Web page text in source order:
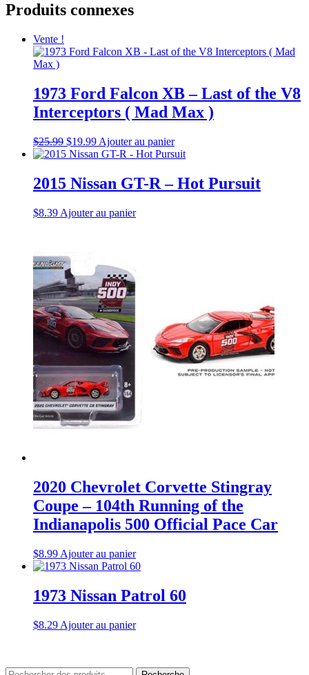
Produits connexes
Vente !
1973 Ford Falcon XB – Last of the V8
Interceptors ( Mad Max )
$25.99 Le
prix
était
:
$19.99Le
prix
:
Ajouter au panier
2015 Nissan GT-R – Hot Pursuit
$8.39 Ajouter au panier
2020 Chevrolet Corvette Stingray
Coupe – 104th Running of the
Indianapolis 500 Official Pace Car
$8.99 Ajouter au panier
1973 Nissan Patrol 60
$8.29 Ajouter au panier
Rechercher